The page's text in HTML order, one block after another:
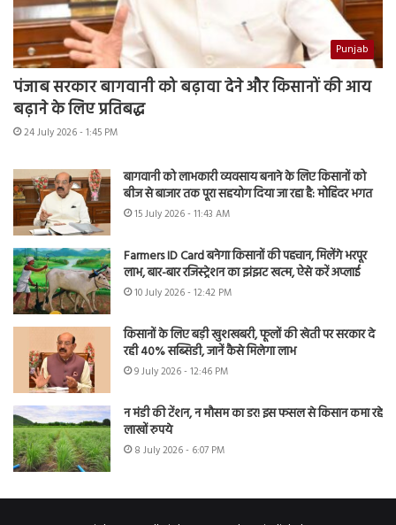
Punjab
पंजाब सरकार बागवानी को बढ़ावा देने और किसानों की आय
बढ़ाने के लिए प्रतिबद्ध
24 July 2026 - 1:45 PM
बागवानी को लाभकारी व्यवसाय बनाने के लिए किसानों को
बीज से बाजार तक पूरा सहयोग दिया जा रहा है: मोहिंदर भगत
15 July 2026 - 11:43 AM
Farmers ID Card बनेगा किसानों की पहचान, मिलेंगे भरपूर
लाभ, बार-बार रजिस्ट्रेशन का झंझट खत्म, ऐसे करें अप्लाई
10 July 2026 - 12:42 PM
किसानों के लिए बड़ी खुशखबरी, फूलों की खेती पर सरकार दे
रही 40% सब्सिडी, जानें कैसे मिलेगा लाभ
9 July 2026 - 12:46 PM
न मंडी की टेंशन, न मौसम का डर! इस फसल से किसान कमा रहे
लाखों रुपये
8 July 2026 - 6:07 PM